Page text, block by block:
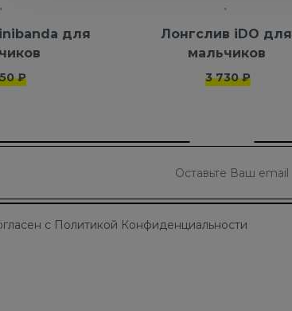
для
₽
Лонгслив iDO для
мальчиков
3 730 ₽
с Политикой Конфиденциальности